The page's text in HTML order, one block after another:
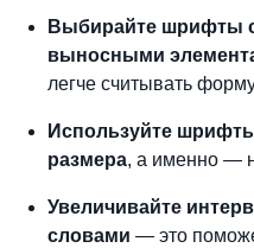
Выбирайте шрифты
выносными
легче считывать
Используйте
размера, а именно —
Увеличивайте
словами — это